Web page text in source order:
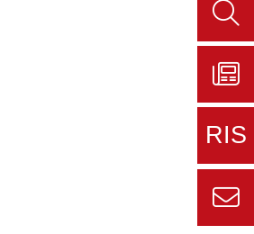
Zu
RIS
Seite